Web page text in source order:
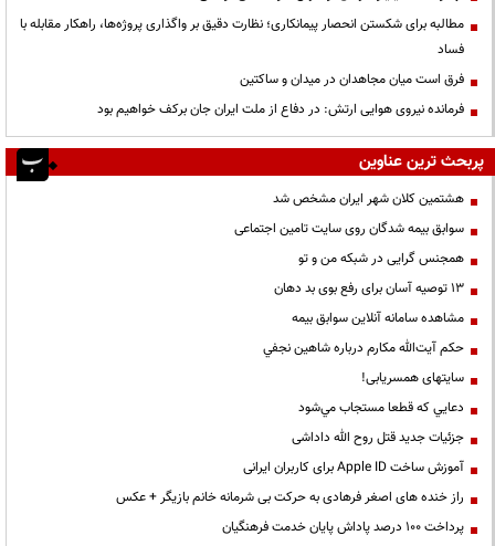
مطالبه برای شکستن انحصار پیمانکاری؛ نظارت دقیق بر واگذاری پروژه‌ها، راهکار مقابله با
فساد
فرق است میان مجاهدان در میدان و ساکتین
فرمانده نیروی هوایی ارتش: در دفاع از ملت ایران جان برکف خواهیم بود
پربحث ترین عناوین
هشتمین کلان شهر ایران مشخص شد
سوابق بیمه شدگان روی سایت تامین اجتماعی
همجنس گرایی در شبکه من و تو
13 توصیه آسان برای رفع بوی بد دهان
مشاهده سامانه آنلاين سوابق بیمه
حكم آيت‌الله مكارم درباره شاهين نجفي
سایتهای همسریابی!
دعايي كه قطعا مستجاب مي‌شود
جزئیات جدید قتل روح الله داداشی
آموزش ساخت Apple ID برای کاربران ایرانی
راز خنده های اصغر فرهادی به حرکت بی شرمانه خانم بازیگر + عکس
پرداخت ۱۰۰ درصد پاداش پایان خدمت فرهنگیان